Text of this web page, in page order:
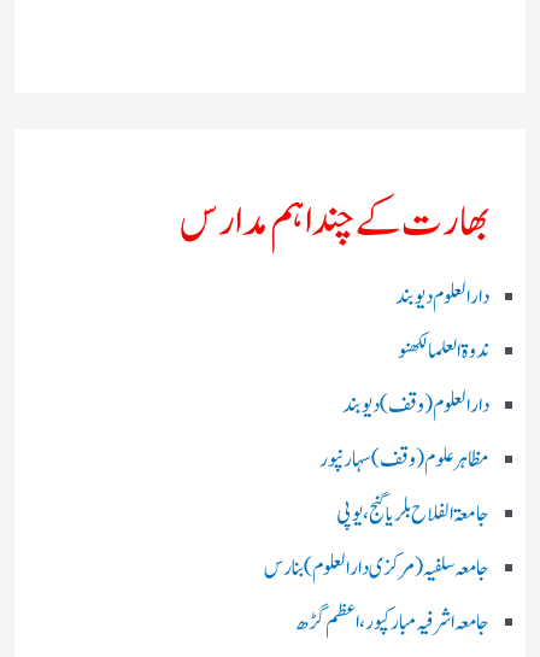
بھارت کے چند اہم مدارس
دارالعلوم دیوبند
ندوۃالعلما لکھنو
دارالعلوم (وقف)دیوبند
مظاہرعلوم (وقف)سہارنپور
جامعۃ الفلاح بلریاگنج،یوپی
جامعہ سلفیہ(مرکزی دارالعلوم )بنارس
جامعہ اشرفیہ مبارکپور،اعظم گڑھ